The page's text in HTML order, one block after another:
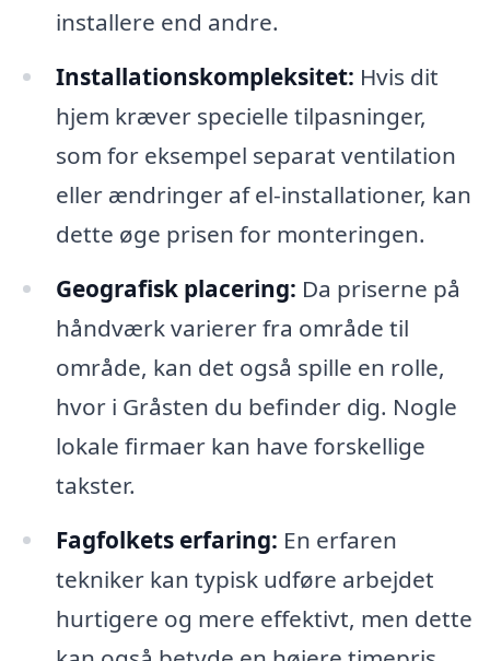
installere end andre.
Installationskompleksitet: Hvis dit
hjem kræver specielle tilpasninger,
som for eksempel separat ventilation
eller ændringer af el-installationer, kan
dette øge prisen for monteringen.
Geografisk placering: Da priserne på
håndværk varierer fra område til
område, kan det også spille en rolle,
hvor i Gråsten du befinder dig. Nogle
lokale firmaer kan have forskellige
takster.
Fagfolkets erfaring: En erfaren
tekniker kan typisk udføre arbejdet
hurtigere og mere effektivt, men dette